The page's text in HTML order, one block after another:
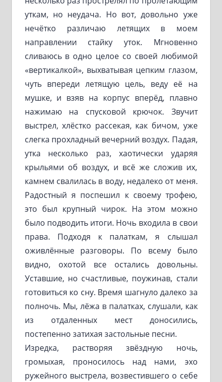
уткам, но неудача. Но вот, довольно уже
нечётко различаю летящих в моем
направлении стайку уток. Мгновенно
сливаюсь в одно целое со своей любимой
«вертикалкой», выхватывая цепким глазом,
чуть впереди летящую цель, веду её на
мушке, и взяв на корпус вперёд, плавно
нажимаю на спусковой крючок. Звучит
выстрел, хлёстко рассекая, как бичом, уже
слегка прохладный вечерний воздух. Падая,
утка несколько раз, хаотически ударяя
крыльями об воздух, и всё же сложив их,
камнем свалилась в воду, недалеко от меня.
Радостный я поспешил к своему трофею,
это был крупный чирок. На этом можно
было подводить итоги. Ночь входила в свои
права. Подходя к палаткам, я слышал
оживлённые разговоры. По всему было
видно, охотой все остались довольны.
Уставшие, но счастливые, поужинав, стали
готовиться ко сну. Время шагнуло далеко за
полночь. Мы, лёжа в палатках, слушали, как
из отдаленных мест доносились,
постепенно затихая застольные песни.
Изредка, растворяя звёздную ночь,
громыхая, проносилось над нами, эхо
ружейного выстрела, возвестившего о себе